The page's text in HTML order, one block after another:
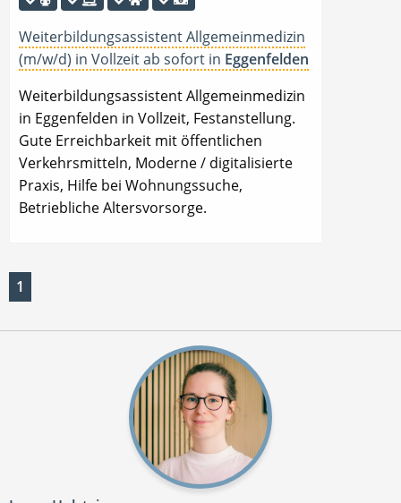
Weiterbildungsassistent Allgemeinmedizin
(m/w/d) in Vollzeit ab sofort in Eggenfelden
Weiterbildungsassistent Allgemeinmedizin
in Eggenfelden in Vollzeit, Festanstellung.
Gute Erreichbarkeit mit öffentlichen
Verkehrsmitteln, Moderne / digitalisierte
Praxis, Hilfe bei Wohnungssuche,
Betriebliche Altersvorsorge.
1